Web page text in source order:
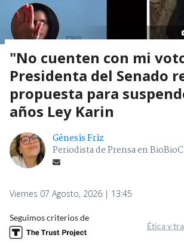
"No cuenten con mi
Presidenta del Senado
propuesta para
años Ley Karin
Génesis Friz
Periodista de Prensa en
Viernes 07 Agosto, 2026 | 13:45
Seguimos criterios de
Ética y